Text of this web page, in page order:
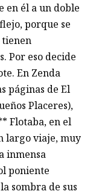
en él a un doble
porque se
Por eso decide
En Zenda
páginas de El
Placeres),
Flotaba, en el
largo viaje, muy
inmensa
poniente
sombra de sus